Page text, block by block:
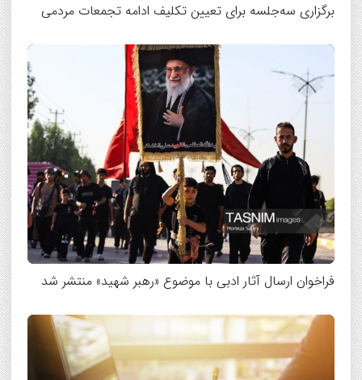
برگزاری سه‌جلسه برای تعیین تکلیف ادامه تجمعات مردمی
فراخوان ارسال آثار ادبی با موضوع «رهبر شهید» منتشر شد